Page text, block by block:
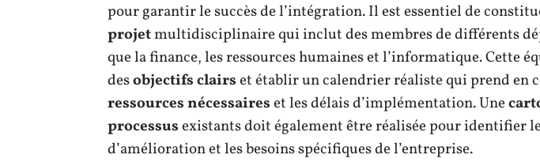
pour garantir le succès de l’intégration. Il est essentiel de
projetmultidisciplinaire qui inclut des membres de différents
que la finance, les ressources humaines et l’informatique. Cette
desobjectifs clairset établir un calendrier réaliste qui prend en
ressources nécessaireset les délais d’implémentation. Une
processusexistants doit également être réalisée pour identifier
d’amélioration et les besoins spécifiques de l’entreprise.